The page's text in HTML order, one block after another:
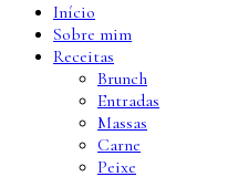
Início
Sobre mim
Receitas
Brunch
Entradas
Massas
Carne
Peixe